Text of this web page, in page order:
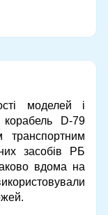
моделей і
корабель D-79
транспортним
засобів РБ
вдома на